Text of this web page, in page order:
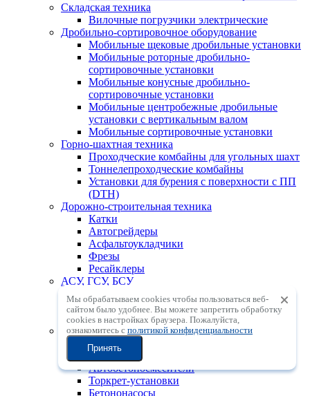
Складская техника
Вилочные погрузчики электрические
Дробильно-сортировочное оборудование
Мобильные щековые дробильные установки
Мобильные роторные дробильно-
сортировочные установки
Мобильные конусные дробильно-
сортировочные установки
Мобильные центробежные дробильные
установки с вертикальным валом
Мобильные сортировочные установки
Горно-шахтная техника
Проходческие комбайны для угольных шахт
Тоннелепроходческие комбайны
Установки для бурения с поверхности с ПП
(DTH)
Дорожно-строительная техника
Катки
Автогрейдеры
Асфальтоукладчики
Фрезы
Ресайклеры
АСУ, ГСУ, БСУ
Асфальтосмесительные установки
Грунтосмесительные установки
Бетоносмесительные установки
Бетонное оборудование
Бетонораспределительные стрелы
Автобетононасосы
Автобетоносмесители
Торкрет-установки
Бетононасосы
Мы обрабатываем cookies чтобы пользоваться веб-
сайтом было удобнее. Вы можете запретить обработку
сookies в настройках браузера. Пожалуйста,
ознакомитесь с политикой конфиденциальности
Принять